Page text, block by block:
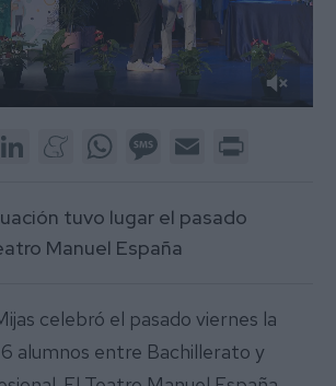
LinkedInMeneameWhatsAppMessage
Email
tuvo lugar el pasado
Manuel España
celebró el pasado viernes la
alumnos entre Bachillerato y